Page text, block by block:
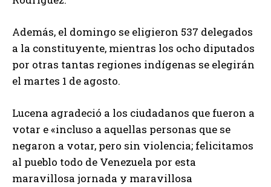
Además, el domingo se eligieron 537 delegados
a la constituyente, mientras los ocho diputados
por otras tantas regiones indígenas se elegirán
el martes 1 de agosto.
Lucena agradeció a los ciudadanos que fueron a
votar e «incluso a aquellas personas que se
negaron a votar, pero sin violencia; felicitamos
al pueblo todo de Venezuela por esta
maravillosa jornada y maravillosa